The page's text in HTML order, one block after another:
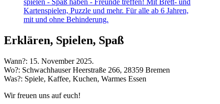
Erklären, Spielen, Spaß
Wann?: 15. November 2025.
Wo?: Schwachhauser Heerstraße 266, 28359 Bremen
Was?: Spiele, Kaffee, Kuchen, Warmes Essen
Wir freuen uns auf euch!